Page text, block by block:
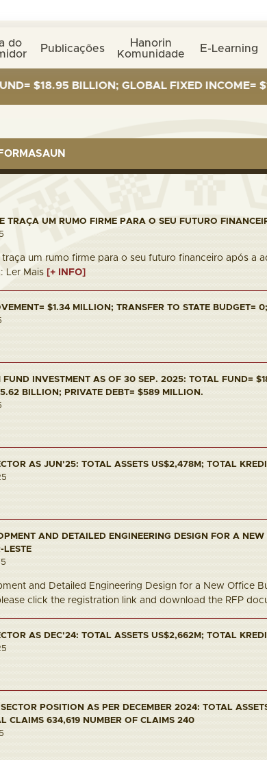
Publicações Hanorin
Komunidade E-Learning
BILLION; GLOBAL FIXED INCOME= $12.74
TRAÇA UM RUMO FIRME PARA O SEU FUTURO
traça um rumo firme para o seu futuro financeiro após a
Ler Mais [+ INFO]
$1.34 MILLION; TRANSFER TO STATE BUDGET=
FUND INVESTMENT AS OF 30 SEP. 2025: TOTAL FUND=
BILLION; PRIVATE DEBT= $589 MILLION.
AS JUN'25: TOTAL ASSETS US$2,478M; TOTAL
AND DETAILED ENGINEERING DESIGN FOR A
LESTE
and Detailed Engineering Design for a New Office
click the registration link and download the RFP
AS DEC'24: TOTAL ASSETS US$2,662M; TOTAL
SECTOR POSITION AS PER DECEMBER 2024: TOTAL
CLAIMS 634,619 NUMBER OF CLAIMS 240